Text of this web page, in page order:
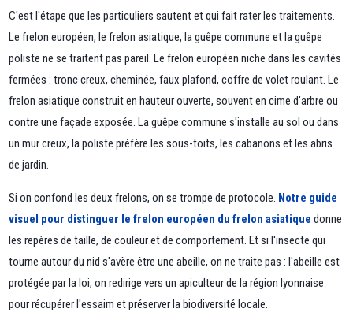
C'est l'étape que les particuliers sautent et qui fait rater les traitements.
Le frelon européen, le frelon asiatique, la guêpe commune et la guêpe
poliste ne se traitent pas pareil. Le frelon européen niche dans les cavités
fermées : tronc creux, cheminée, faux plafond, coffre de volet roulant. Le
frelon asiatique construit en hauteur ouverte, souvent en cime d'arbre ou
contre une façade exposée. La guêpe commune s'installe au sol ou dans
un mur creux, la poliste préfère les sous-toits, les cabanons et les abris
de jardin.
Si on confond les deux frelons, on se trompe de protocole. Notre guide
visuel pour distinguer le frelon européen du frelon asiatique donne
les repères de taille, de couleur et de comportement. Et si l'insecte qui
tourne autour du nid s'avère être une abeille, on ne traite pas : l'abeille est
protégée par la loi, on redirige vers un apiculteur de la région lyonnaise
pour récupérer l'essaim et préserver la biodiversité locale.